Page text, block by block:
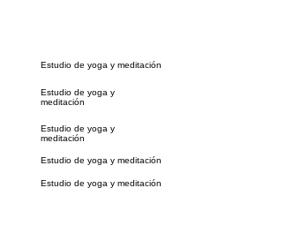
Estudio de yoga y meditación
Estudio de yoga y
meditación
Estudio de yoga y
meditación
Estudio de yoga y meditación
Estudio de yoga y meditación